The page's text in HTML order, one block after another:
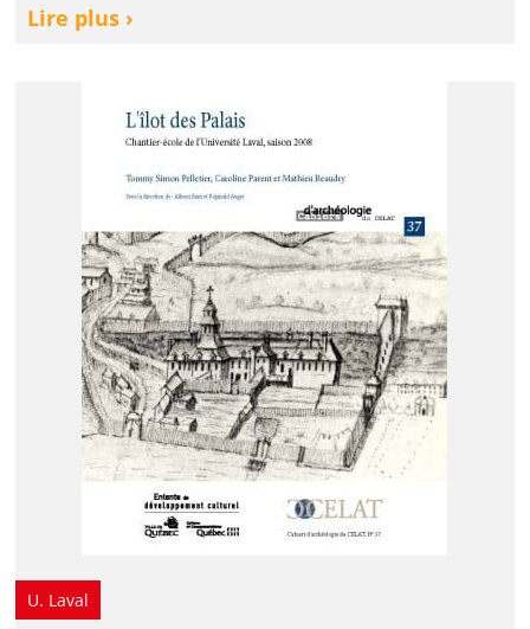
Lire plus ›
U. Laval